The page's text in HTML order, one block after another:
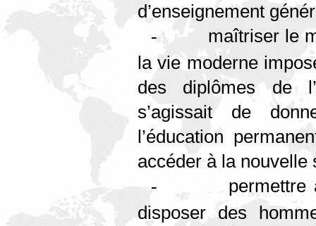
d’enseignement
-
maîtriser le
la vie moderne
des diplômes de
s’agissait de
l’éducation
accéder à la nouvelle
-
permettre
disposer des